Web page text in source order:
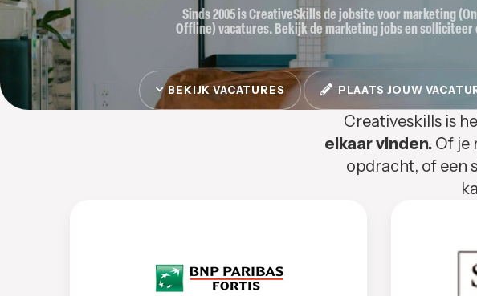
Sinds 2005 is CreativeSkills de jobsite voor marketing
Offline) vacatures. Bekijk de marketing jobs en solliciteer
BEKIJK VACATURES PLAATS JOUW
Creativeskills is
elkaar vinden. Of je
opdracht, of een